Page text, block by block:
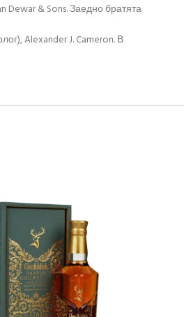
Dewar & Sons. Заедно братята
Alexander J. Cameron. В